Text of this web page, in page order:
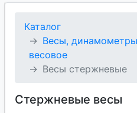
Каталог
Весы,
весовое
Весы стержневые
Стержневые весы